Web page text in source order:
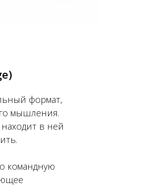
формат,
мышления.
в ней
командную